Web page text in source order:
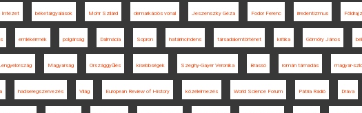
Intézet béketárgyalások Mohr Szilárd demarkációs vonal Jeszenszky Géza Fodor Ferenc irredentizmus
emlékérmék polgárság Dalmácia Sopron határincindens társadalomtörténet kritika Gömöry János
Magyarság Országgyűlés kisebbségek Szeghy-Gayer Veronika Brassó román támadás magyar-
hadseregszervezés Világ European Review of History közélelmezés World Science Forum Pátria Rádió Dráva